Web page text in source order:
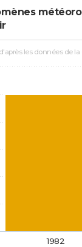
les données de la
1982